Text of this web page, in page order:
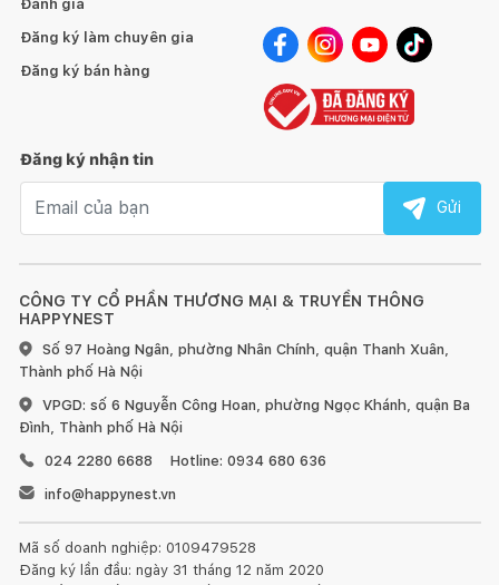
CÔNG TY CỔ PHẦN THƯƠNG MẠI & TRUYỀN THÔNG
HAPPYNEST
Số 97 Hoàng Ngân, phường Nhân Chính, quận Thanh Xuân,
Thành phố Hà Nội
VPGD: số 6 Nguyễn Công Hoan, phường Ngọc Khánh, quận Ba
Đình, Thành phố Hà Nội
024 2280 6688
Hotline: 0934 680 636
info@happynest.vn
Mã số doanh nghiệp: 0109479528
Đăng ký lần đầu: ngày 31 tháng 12 năm 2020
Đánh giá
Đăng ký làm chuyên gia
Đăng ký bán hàng
Đăng ký nhận tin
Gửi